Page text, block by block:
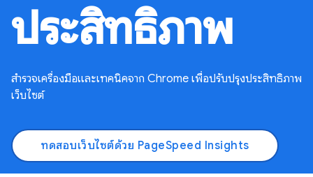
ประสิทธิภาพ
สำรวจเครื่องมือและเทคนิคจาก Chrome เพื่อปรับปรุงประสิทธิภาพ
เว็บไซต์
ทดสอบเว็บไซต์ด้วย PageSpeed Insights